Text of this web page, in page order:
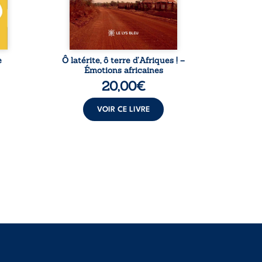
Dicko, le Vieux Biokou –
l’auteur partage des
instantanés ...
Ô latérite, ô terre d’Afriques ! –
Émotions africaines
20,00€
VOIR CE LIVRE